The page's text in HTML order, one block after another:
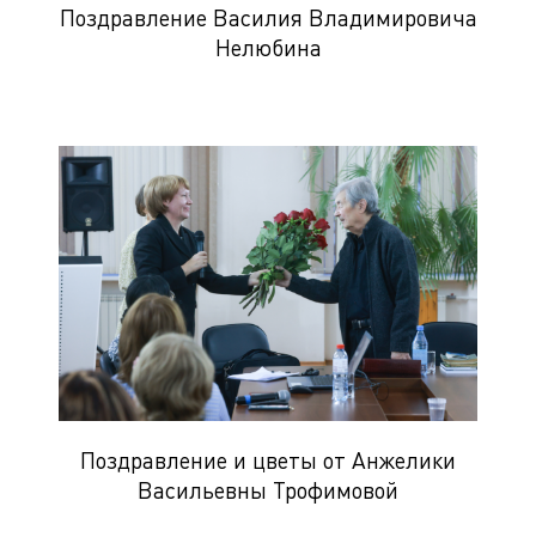
Поздравление Василия Владимировича
Нелюбина
Поздравление и цветы от Анжелики
Васильевны Трофимовой